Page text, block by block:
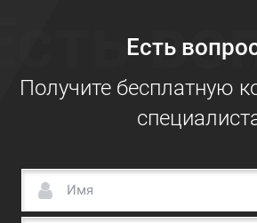
Есть
Получите бесплатную